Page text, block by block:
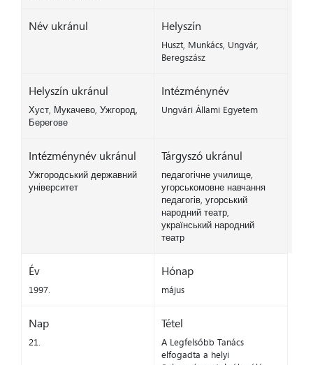
Név ukránul Helyszín
Huszt, Munkács, Ungvár,
Beregszász
Helyszín ukránul
Хуст, Мукачево, Ужгород,
Берегове
Intézménynév
Ungvári Állami Egyetem
Intézménynév ukránul
Ужгородський державний
університет
Tárgyszó ukránul
педагогічне училище,
угорськомовне навчання
педагогів, угорський
народний театр,
український народний
театр
Év
1997.
Hónap
május
Nap
21.
Tétel
A Legfelsőbb Tanács
elfogadta a helyi